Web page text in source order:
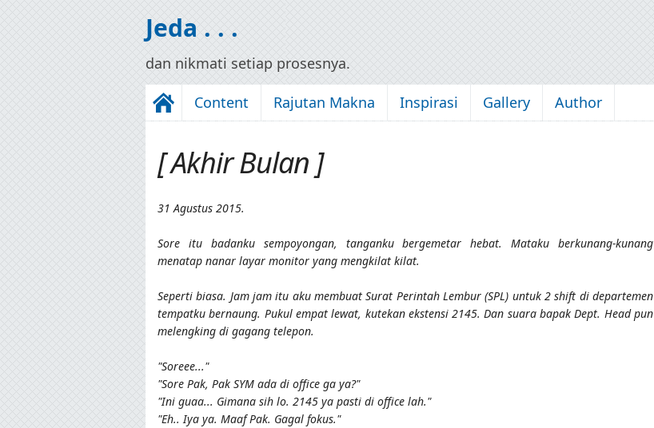
Jeda . . .
dan nikmati setiap prosesnya.
Content Rajutan Makna Inspirasi Gallery Author
[ Akhir Bulan ]
31 Agustus 2015.
Sore itu badanku sempoyongan, tanganku bergemetar hebat. Mataku berkunang-kunang
menatap nanar layar monitor yang mengkilat kilat.
Seperti biasa. Jam jam itu aku membuat Surat Perintah Lembur (SPL) untuk 2 shift di departemen
tempatku bernaung. Pukul empat lewat, kutekan ekstensi 2145. Dan suara bapak Dept. Head pun
melengking di gagang telepon.
"Soreee..."
"Sore Pak, Pak SYM ada di office ga ya?"
"Ini guaa... Gimana sih lo. 2145 ya pasti di office lah."
"Eh.. Iya ya. Maaf Pak. Gagal fokus."